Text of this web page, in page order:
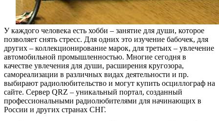
У каждого человека есть хобби – занятие для души, которое
позволяет снять стресс. Для одних это изучение бабочек, для
других – коллекционирование марок, для третьих – увлечение
автомобильной промышленностью. Многие сегодня в
качестве увлечения для души, расширения кругозора,
самореализации в различных видах деятельности и пр.
выбирают радиолюбительство и могут купить осциллограф на
сайте. Сервер QRZ – уникальный портал, созданный
профессиональными радиолюбителями для начинающих в
России и других странах СНГ.